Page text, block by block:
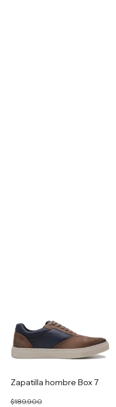
Zapatilla hombre Box 7
$189.900